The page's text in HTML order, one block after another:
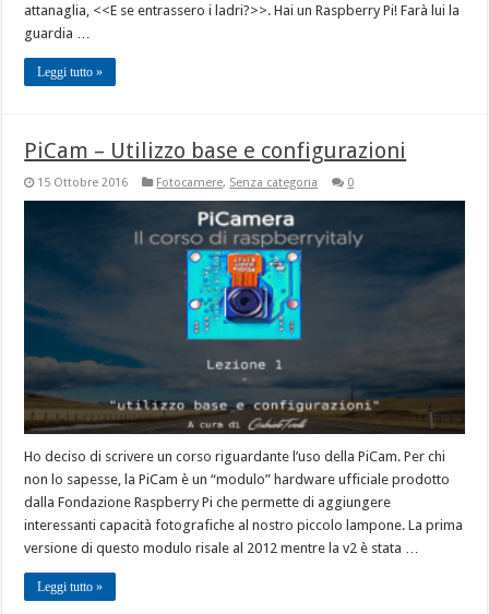
attanaglia, <<E se entrassero i ladri?>>. Hai un Raspberry Pi! Farà lui la
guardia …
Leggi tutto »
PiCam – Utilizzo base e configurazioni
15 Ottobre 2016 Fotocamere, Senza categoria 0
Ho deciso di scrivere un corso riguardante l’uso della PiCam. Per chi
non lo sapesse, la PiCam è un “modulo” hardware ufficiale prodotto
dalla Fondazione Raspberry Pi che permette di aggiungere
interessanti capacità fotografiche al nostro piccolo lampone. La prima
versione di questo modulo risale al 2012 mentre la v2 è stata …
Leggi tutto »